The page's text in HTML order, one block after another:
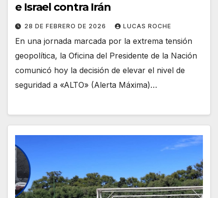
e Israel contra Irán
28 DE FEBRERO DE 2026 LUCAS ROCHE
En una jornada marcada por la extrema tensión
geopolítica, la Oficina del Presidente de la Nación
comunicó hoy la decisión de elevar el nivel de
seguridad a «ALTO» (Alerta Máxima)…